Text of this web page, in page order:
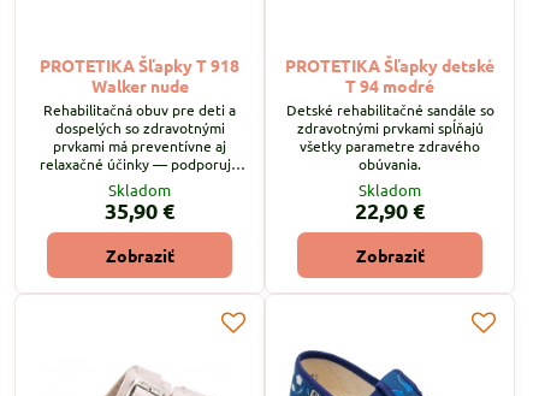
PROTETIKA Šľapky T 918
Walker nude
Rehabilitačná obuv pre deti a
dospelých so zdravotnými
prvkami má preventívne aj
relaxačné účinky — podporuje
správne držanie nôh a poskytuje
úľavu po celodennej záťaži.
Skladom
35,90 €
Zobraziť
PROTETIKA Šľapky detské
T 94 modré
Detské rehabilitačné sandále so
zdravotnými prvkami spĺňajú
všetky parametre zdravého
obúvania.
Skladom
22,90 €
Zobraziť